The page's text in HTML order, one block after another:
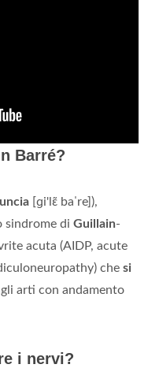
Barré?
[ɡi'lɛ̃ baˈre]),
sindrome di Guillain-
acuta (AIDP, acute
che si
arti con andamento
i nervi?